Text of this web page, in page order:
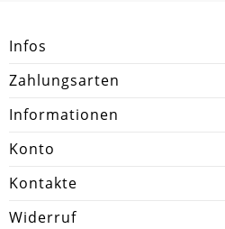
Infos
Zahlungsarten
Informationen
Konto
Kontakte
Widerruf